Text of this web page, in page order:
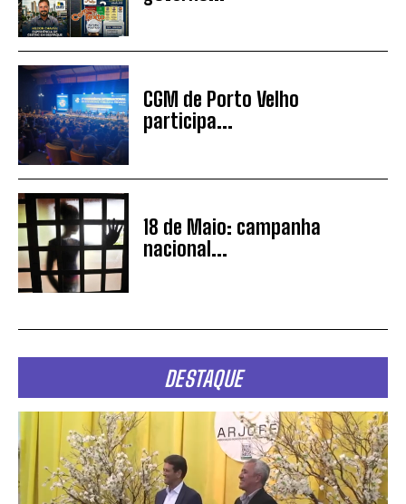
CGM de Porto Velho
participa...
18 de Maio: campanha
nacional...
DESTAQUE